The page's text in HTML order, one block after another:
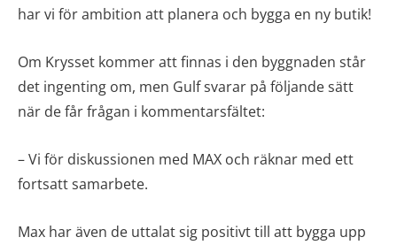
har vi för ambition att planera och bygga en ny butik!
Om Krysset kommer att finnas i den byggnaden står
det ingenting om, men Gulf svarar på följande sätt
när de får frågan i kommentarsfältet:
– Vi för diskussionen med MAX och räknar med ett
fortsatt samarbete.
Max har även de uttalat sig positivt till att bygga upp